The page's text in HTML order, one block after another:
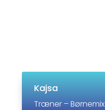
Kajsa
Træner – Børnemix